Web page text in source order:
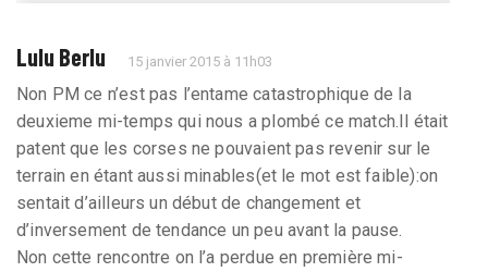
Lulu Berlu 15 janvier 2015 à 11h03
Non PM ce n’est pas l’entame catastrophique de la
deuxieme mi-temps qui nous a plombé ce match.Il était
patent que les corses ne pouvaient pas revenir sur le
terrain en étant aussi minables(et le mot est faible):on
sentait d’ailleurs un début de changement et
d’inversement de tendance un peu avant la pause.
Non cette rencontre on l’a perdue en première mi-